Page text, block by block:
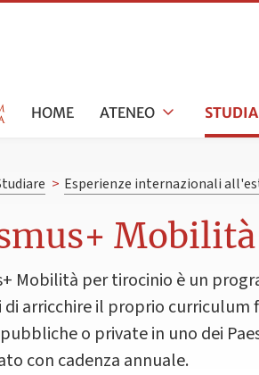
HOME ATENEO
> Esperienze internazionali
Mobilità per tirocinio è un
arricchire il proprio curriculum
o private in uno dei
con cadenza annuale.